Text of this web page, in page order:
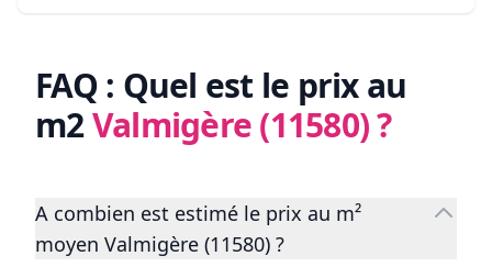
FAQ : Quel est le prix au
m2Valmigère (11580)?
A combien est estimé le prix au m²
moyen Valmigère (11580) ?